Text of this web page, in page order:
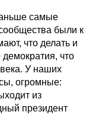
самые
были к
что делать и
что
У наших
огромные:
из
президент